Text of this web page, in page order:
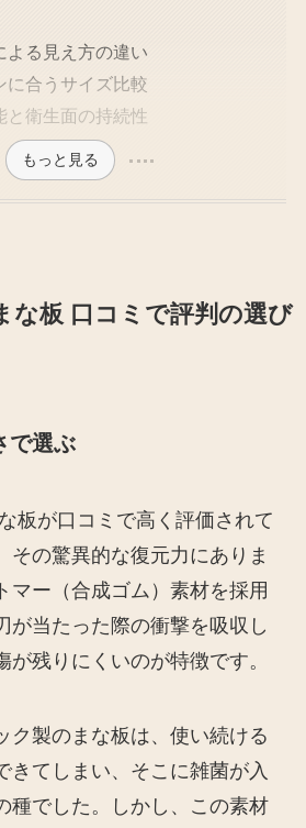
よる見え方の違い
に合うサイズ比較
と衛生面の持続性
もっと見る
な板 口コミで評判の選び
で選ぶ
板が口コミで高く評価されて
その驚異的な復元力にありま
マー（合成ゴム）素材を採用
が当たった際の衝撃を吸収し
残りにくいのが特徴です。
ク製のまな板は、使い続ける
きてしまい、そこに雑菌が入
種でした。しかし、この素材